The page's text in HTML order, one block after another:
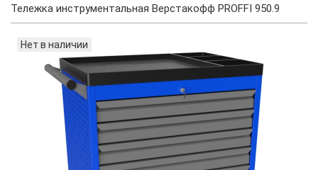
Тележка инструментальная Верстакофф PROFFI 950.9
Нет в наличии